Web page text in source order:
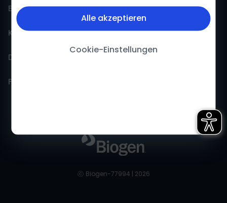
Alle akzeptieren
Cookie-Einstellungen
BiogenLinc
Events
FokusFortbildung
Neuroflix
Innovation
Kontakt
Pharmakovigilanz
Kontakt
Daten
Datenschutzerklärung
Cookie-Erklärung
Folgen Sie uns
Facebook
ⓒ Biogen-77994 | 2026